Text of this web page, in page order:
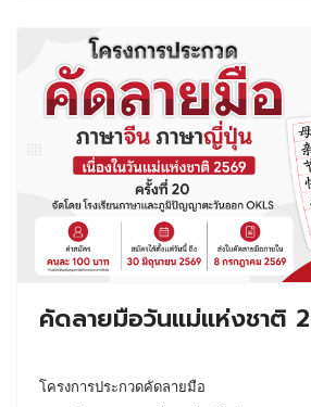
คัดลายมือวันแม่แห่งชาติ
โครงการประกวดคัดลายมือ